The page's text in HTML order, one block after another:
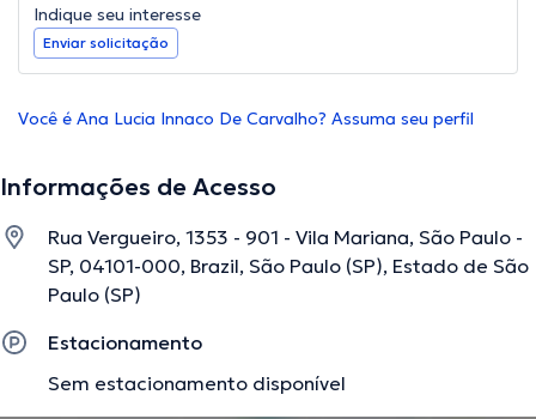
Indique seu interesse
Enviar solicitação
Você é Ana Lucia Innaco De Carvalho? Assuma seu perfil
Informações de Acesso
Rua Vergueiro, 1353 - 901 - Vila Mariana, São Paulo -
SP, 04101-000, Brazil, São Paulo (SP), Estado de São
Paulo (SP)
Estacionamento
Sem estacionamento disponível